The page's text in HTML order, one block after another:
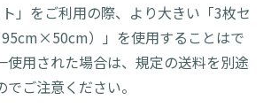
」をご利用の際、より大きい「3枚セ
）」を使用することはで
使用された場合は、規定の送料を別途
ご注意ください。